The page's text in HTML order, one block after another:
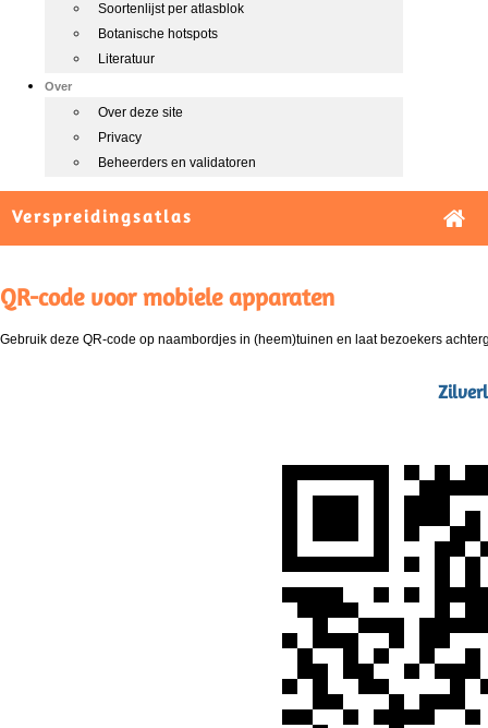
Soortenlijst per atlasblok
Botanische hotspots
Literatuur
Over
Over deze site
Privacy
Beheerders en validatoren
Verspreidingsatlas
QR-code voor mobiele apparaten
Gebruik deze QR-code op naambordjes in (heem)tuinen en laat bezoekers